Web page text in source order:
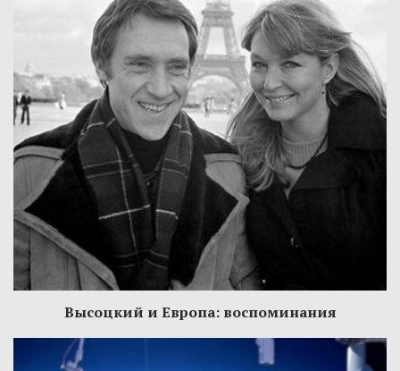
Высоцкий и Европа: воспоминания